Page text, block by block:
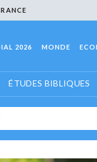
2026 MONDE
ÉTUDES BIBLIQUES